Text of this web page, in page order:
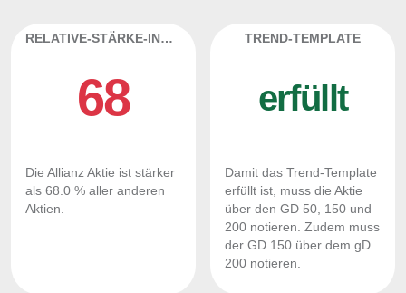
RELATIVE-STÄRKE-INDEX
68
Die Allianz Aktie ist stärker
als 68.0 % aller anderen
Aktien.
TREND-TEMPLATE
erfüllt
Damit das Trend-Template
erfüllt ist, muss die Aktie
über den GD 50, 150 und
200 notieren. Zudem muss
der GD 150 über dem gD
200 notieren.